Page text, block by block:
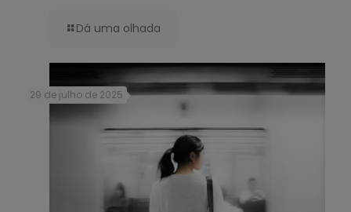
Dá uma olhada
29 de julho de 2025